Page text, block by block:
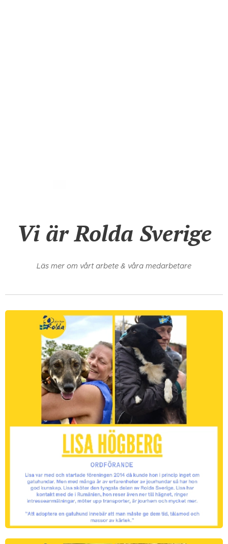
Vi är Rolda Sverige
Läs mer om vårt arbete & våra medarbetare